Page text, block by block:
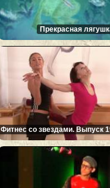
Прекрасная
Фитнес со звездами. Выпуск